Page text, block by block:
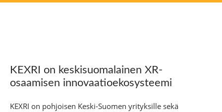
KEXRI on keskisuomalainen XR-
osaamisen innovaatioekosysteemi
KEXRI on pohjoisen Keski-Suomen yrityksille sekä